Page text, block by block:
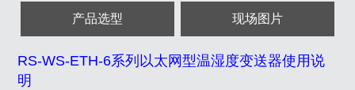
产品选型 现场图片
RS-WS-ETH-6系列以太网型温湿度变送器使用说
明